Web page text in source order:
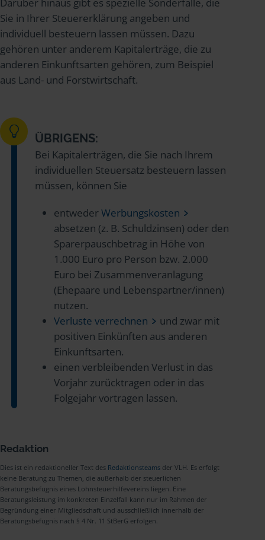
Sie in Ihrer Steuererklärung angeben und
individuell besteuern lassen müssen. Dazu
gehören unter anderem Kapitalerträge, die zu
anderen Einkunftsarten gehören, zum Beispiel
aus Land- und Forstwirtschaft.
ÜBRIGENS:
Bei Kapitalerträgen, die Sie nach Ihrem
individuellen Steuersatz besteuern lassen
müssen, können Sie
entwederWerbungskosten
absetzen (z. B. Schuldzinsen) oder den
Sparerpauschbetrag in Höhe von
1.000 Euro pro Person bzw. 2.000
Euro bei Zusammenveranlagung
(Ehepaare und Lebenspartner/innen)
nutzen.
Verluste verrechnen
und zwar mit
positiven Einkünften aus anderen
Einkunftsarten.
einen verbleibenden Verlust in das
Vorjahr zurücktragen oder in das
Folgejahr vortragen lassen.
Redaktion
Dies ist ein redaktioneller Text des Redaktionsteams der VLH. Es erfolgt
keine Beratung zu Themen, die außerhalb der steuerlichen
Beratungsbefugnis eines Lohnsteuerhilfevereins liegen. Eine
Beratungsleistung im konkreten Einzelfall kann nur im Rahmen der
Begründung einer Mitgliedschaft und ausschließlich innerhalb der
Beratungsbefugnis nach § 4 Nr. 11 StBerG erfolgen.